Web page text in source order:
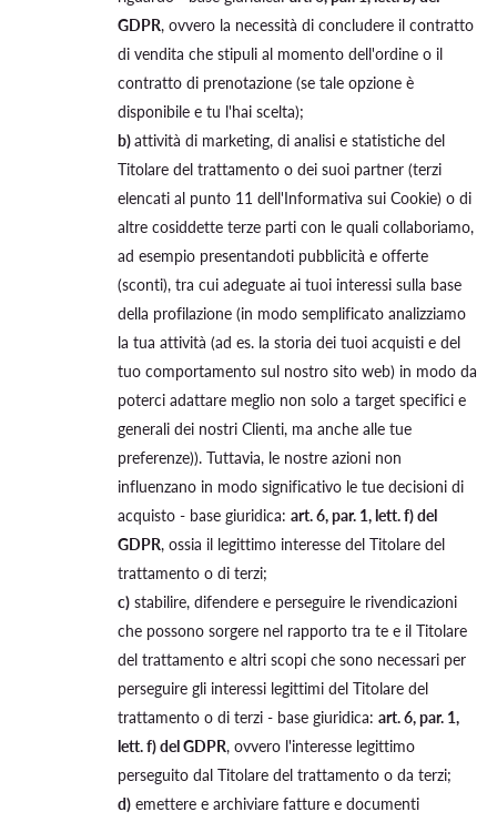
GDPR, ovvero la necessità di concludere il contratto
di vendita che stipuli al momento dell'ordine o il
contratto di prenotazione (se tale opzione è
disponibile e tu l'hai scelta);
b)attività di marketing, di analisi e statistiche del
Titolare del trattamento o dei suoi partner (terzi
elencati al punto 11 dell'Informativa sui Cookie) o di
altre cosiddette terze parti con le quali collaboriamo,
ad esempio presentandoti pubblicità e offerte
(sconti), tra cui adeguate ai tuoi interessi sulla base
della profilazione (in modo semplificato analizziamo
la tua attività (ad es. la storia dei tuoi acquisti e del
tuo comportamento sul nostro sito web) in modo da
poterci adattare meglio non solo a target specifici e
generali dei nostri Clienti, ma anche alle tue
preferenze)). Tuttavia, le nostre azioni non
influenzano in modo significativo le tue decisioni di
acquisto - base giuridica: art. 6, par. 1, lett. f) del
GDPR, ossia il legittimo interesse del Titolare del
trattamento o di terzi;
c) stabilire, difendere e perseguire le rivendicazioni
che possono sorgere nel rapporto tra te e il Titolare
del trattamento e altri scopi che sono necessari per
perseguire gli interessi legittimi del Titolare del
trattamento o di terzi - base giuridica: art. 6, par. 1,
lett. f) del GDPR, ovvero l'interesse legittimo
perseguito dal Titolare del trattamento o da terzi;
d) emettere e archiviare fatture e documenti